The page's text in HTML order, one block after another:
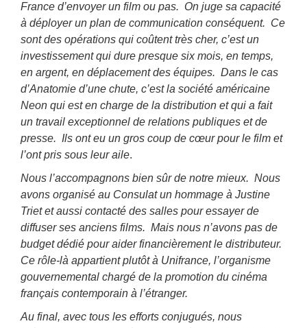
France d’envoyer un film ou pas. On juge sa capacité
à déployer un plan de communication conséquent. Ce
sont des opérations qui coûtent très cher, c’est un
investissement qui dure presque six mois, en temps,
en argent, en déplacement des équipes. Dans le cas
d’Anatomie d’une chute, c’est la société américaine
Neon qui est en charge de la distribution et qui a fait
un travail exceptionnel de relations publiques et de
presse. Ils ont eu un gros coup de cœur pour le film et
l’ont pris sous leur aile.
Nous l’accompagnons bien sûr de notre mieux. Nous
avons organisé au Consulat un hommage à Justine
Triet et aussi contacté des salles pour essayer de
diffuser ses anciens films. Mais nous n’avons pas de
budget dédié pour aider financièrement le distributeur.
Ce rôle-là appartient plutôt à Unifrance, l’organisme
gouvernemental chargé de la promotion du cinéma
français contemporain à l’étranger.
Au final, avec tous les efforts conjugués, nous